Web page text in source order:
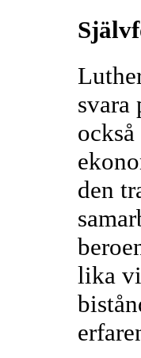
svara
den
lika